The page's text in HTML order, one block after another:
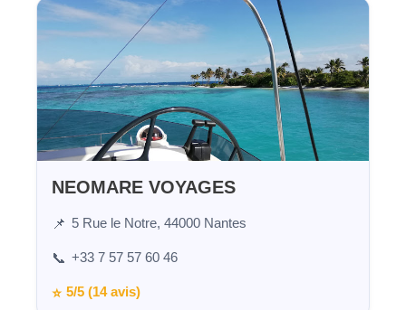
NEOMARE VOYAGES
📌 5 Rue le Notre, 44000 Nantes
📞 +33 7 57 57 60 46
⭐ 5/5 (14 avis)